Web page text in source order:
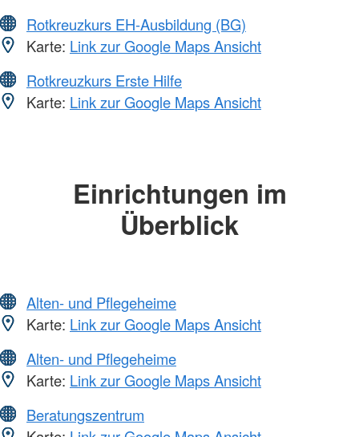
Rotkreuzkurs EH-Ausbildung (BG)
Karte: Link zur Google Maps Ansicht
Rotkreuzkurs Erste Hilfe
Karte: Link zur Google Maps Ansicht
Einrichtungen im
Überblick
Alten- und Pflegeheime
Karte: Link zur Google Maps Ansicht
Alten- und Pflegeheime
Karte: Link zur Google Maps Ansicht
Beratungszentrum